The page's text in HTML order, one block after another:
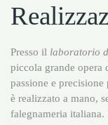
Presso il laboratorio
piccola grande opera
passione e
è realizzato a mano,
falegnameria